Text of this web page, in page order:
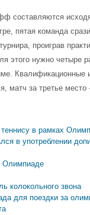
составляются
пятая команда
проиграв
этого нужно четыре
Квалификационные
матч за третье
в рамках
в употреблении
Олимпиаде
колокольного звона
для поездки за